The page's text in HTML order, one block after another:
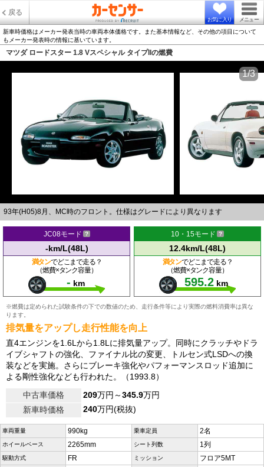
戻る
お気に入り メニュー
新車時価格はメーカー発表当時の車両本体価格です。また基本情報など、その他の項目について
もメーカー発表時の情報に基いています。
マツダ ロードスター 1.8 Vスペシャル タイプIIの燃費
93年(H05)8月、MC時のフロント。仕様はグレードにより異なります
1/3
JC08モード
-km/L(48L)
満タンでどこまで走る？
（燃費×タンク容量）
- km
10・15モード
12.4km/L(48L)
満タンでどこまで走る？
（燃費×タンク容量）
595.2 km
※燃費は定められた試験条件の下での数値のため、走行条件等により実際の燃料消費率は異な
ります。
排気量をアップし走行性能を向上
直4エンジンを1.6Lから1.8Lに排気量アップ。同時にクラッチやドラ
イブシャフトの強化、ファイナル比の変更、トルセン式LSDへの換
装などを実施。さらにブレーキ強化やパフォーマンスロッド追加に
よる剛性強化なども行われた。（1993.8）
中古車価格
209万円～345.9万円
新車時価格
240万円(税抜)
車両重量 990kg 乗車定員 2名
ホイールベース 2265mm シート列数 1列
駆動方式 FR ミッション フロア5MT